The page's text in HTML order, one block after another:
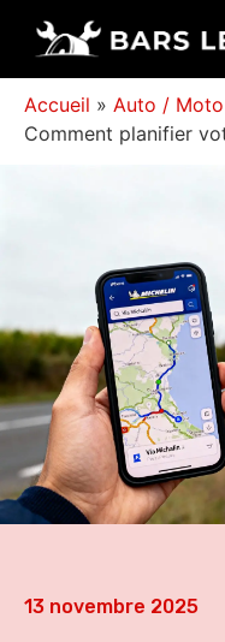
Accueil » Auto / Moto
Comment planifier
13 novembre 2025